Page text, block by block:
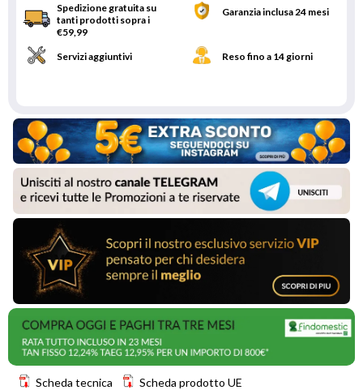
Spedizione gratuita su
tanti prodotti sopra i
€59,99
Garanzia inclusa 24 mesi
Servizi aggiuntivi Reso fino a 14 giorni
Scheda tecnica Scheda prodotto UE